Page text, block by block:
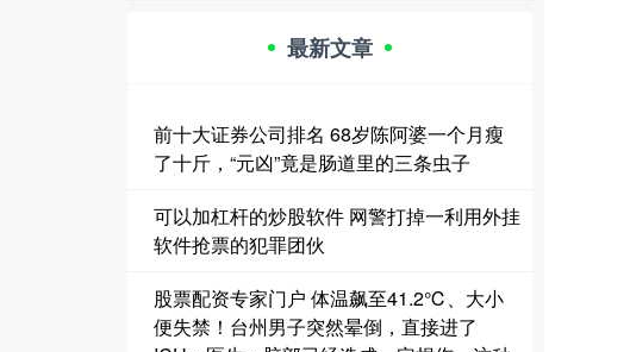
最新文章
前十大证券公司排名 68岁陈阿婆一个月瘦
了十斤，“元凶”竟是肠道里的三条虫子
可以加杠杆的炒股软件 网警打掉一利用外挂
软件抢票的犯罪团伙
股票配资专家门户 体温飙至41.2℃、大小
便失禁！台州男子突然晕倒，直接进了